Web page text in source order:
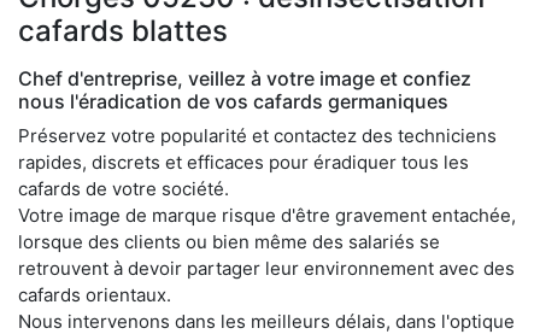
cafards blattes
Chef d'entreprise, veillez à votre image et confiez
nous l'éradication de vos cafards germaniques
Préservez votre popularité et contactez des techniciens
rapides, discrets et efficaces pour éradiquer tous les
cafards de votre société.
Votre image de marque risque d'être gravement entachée,
lorsque des clients ou bien même des salariés se
retrouvent à devoir partager leur environnement avec des
cafards orientaux.
Nous intervenons dans les meilleurs délais, dans l'optique